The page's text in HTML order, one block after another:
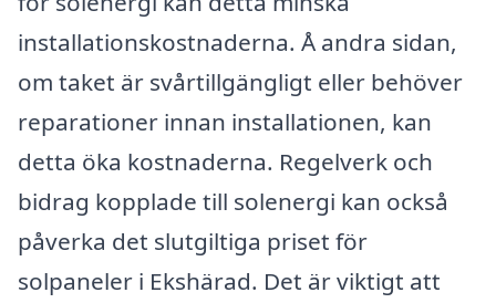
installationskostnaderna. Å andra sidan,
om taket är svårtillgängligt eller behöver
reparationer innan installationen, kan
detta öka kostnaderna. Regelverk och
bidrag kopplade till solenergi kan också
påverka det slutgiltiga priset för
solpaneler i Ekshärad. Det är viktigt att